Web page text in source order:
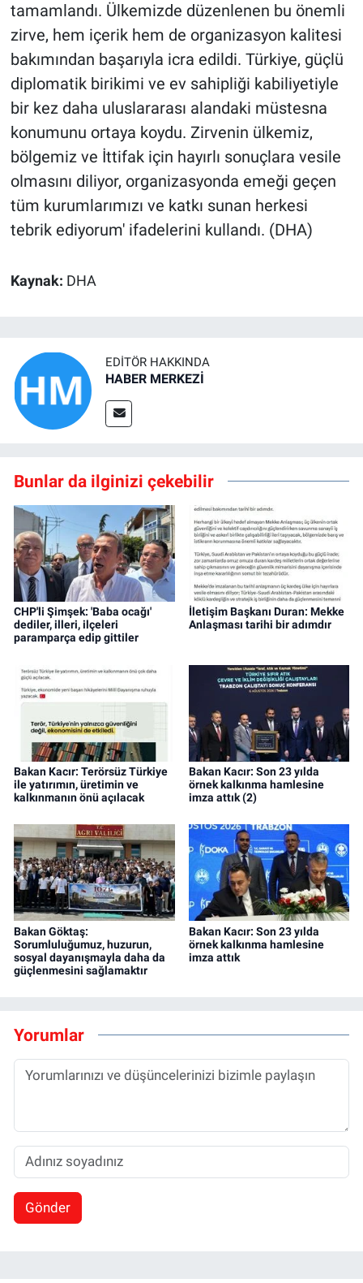
tamamlandı. Ülkemizde düzenlenen bu önemli
zirve, hem içerik hem de organizasyon kalitesi
bakımından başarıyla icra edildi. Türkiye, güçlü
diplomatik birikimi ve ev sahipliği kabiliyetiyle
bir kez daha uluslararası alandaki müstesna
konumunu ortaya koydu. Zirvenin ülkemiz,
bölgemiz ve İttifak için hayırlı sonuçlara vesile
olmasını diliyor, organizasyonda emeği geçen
tüm kurumlarımızı ve katkı sunan herkesi
tebrik ediyorum' ifadelerini kullandı. (DHA)
Kaynak: DHA
EDITÖR HAKKINDA
HABER MERKEZİ
Bunlar da ilginizi çekebilir
CHP'li Şimşek: 'Baba ocağı'
dediler, illeri, ilçeleri
paramparça edip gittiler
İletişim Başkanı Duran: Mekke
Anlaşması tarihi bir adımdır
Bakan Kacır: Terörsüz Türkiye
ile yatırımın, üretimin ve
kalkınmanın önü açılacak
Bakan Kacır: Son 23 yılda
örnek kalkınma hamlesine
imza attık (2)
Bakan Göktaş:
Sorumluluğumuz, huzurun,
sosyal dayanışmayla daha da
güçlenmesini sağlamaktır
Bakan Kacır: Son 23 yılda
örnek kalkınma hamlesine
imza attık
Yorumlar
Gönder